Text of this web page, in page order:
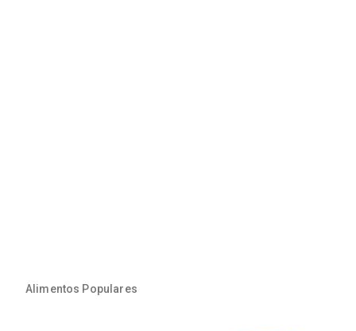
Alimentos Populares